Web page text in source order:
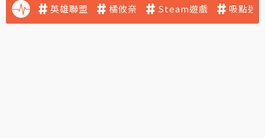
英雄聯盟 橘攸奈 Steam遊戲 吸點迷